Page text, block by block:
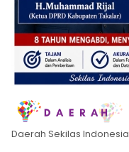
Daerah Sekilas Indonesia